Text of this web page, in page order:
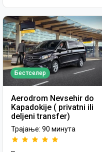
Бестселер
Aerodrom Nevsehir do
Kapadokije ( privatni ili
deljeni transfer)
Трајање: 90 минута